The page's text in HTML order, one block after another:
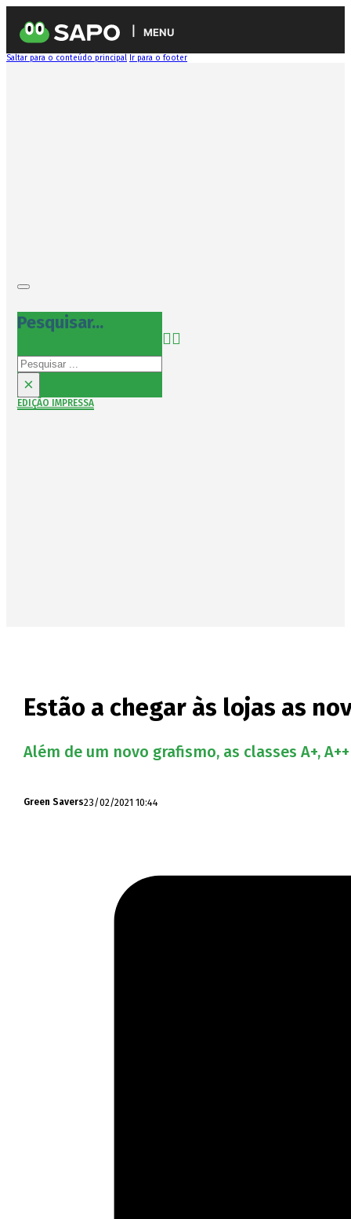
MENU
Saltar para o conteúdo principal Ir para o footer
Pesquisar...
Pesquisar
×
EDIÇÃO IMPRESSA
Estão a chegar às lojas as
Além de um novo grafismo, as classes A+,
Green Savers23/02/2021 10:44